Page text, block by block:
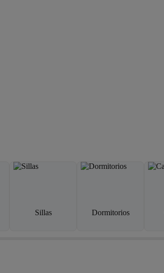
Sillas Dormitorios